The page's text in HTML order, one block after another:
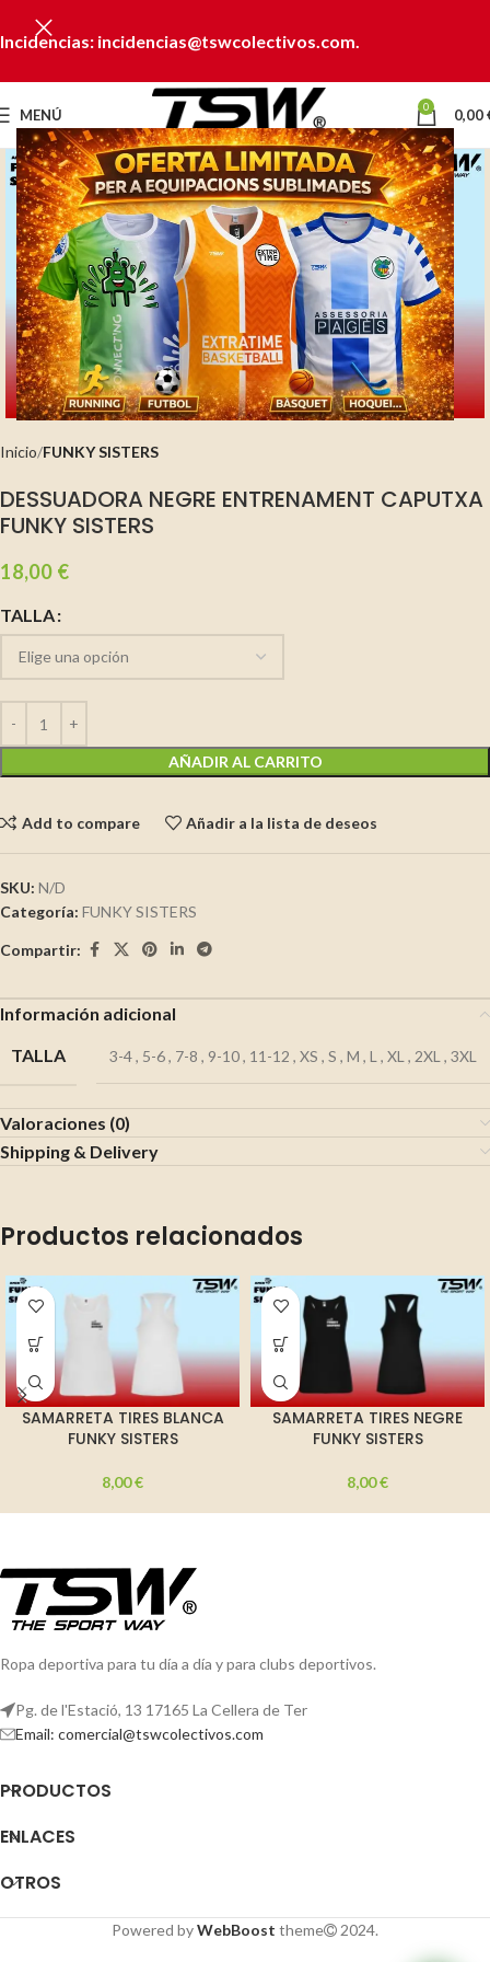
Incidencias: incidencias@tswcolectivos.com.
MENÚ 0 0,00
Clic para ampliar
Inicio FUNKY SISTERS
DESSUADORA NEGRE ENTRENAMENT CAPUTXA
FUNKY SISTERS
18,00 €
TALLA
AÑADIR AL CARRITO
Add to compare Añadir a la lista de deseos
SKU: N/D
Categoría: FUNKY SISTERS
Compartir:
Información adicional
TALLA
3-4, 5-6, 7-8 , 9-10, 11-12 , XS , S , M , L , XL , 2XL , 3XL
Valoraciones (0)
Shipping & Delivery
Productos relacionados
SAMARRETA TIRES BLANCA
FUNKY SISTERS
8,00€
SAMARRETA TIRES NEGRE
FUNKY SISTERS
8,00€
Ropa deportiva para tu día a día y para clubs deportivos.
Pg. de l'Estació, 13 17165 La Cellera de Ter
Email: comercial@tswcolectivos.com
PRODUCTOS
ENLACES
OTROS
Powered byWebBoost theme 2024.